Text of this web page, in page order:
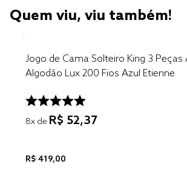
Quem viu, viu também!
Jogo de Cama Solteiro King 3 Peças
Algodão Lux 200 Fios Azul Etienne
8x de R$ 52,37
R$ 419,00